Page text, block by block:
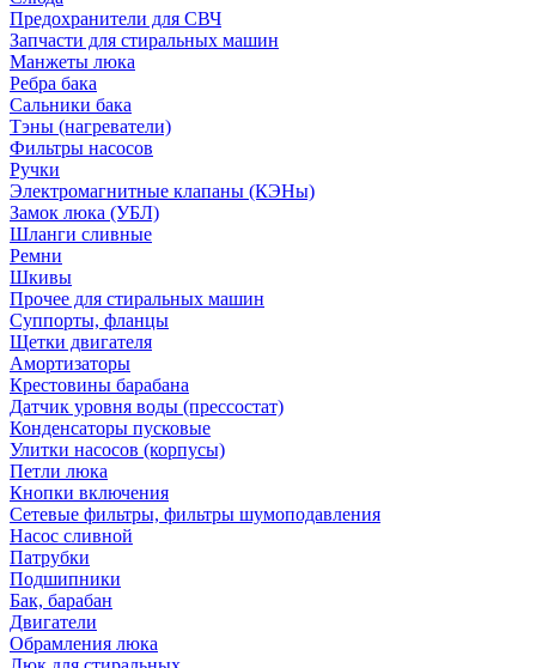
Предохранители для СВЧ
Запчасти для стиральных машин
Манжеты люка
Ребра бака
Сальники бака
Тэны (нагреватели)
Фильтры насосов
Ручки
Электромагнитные клапаны (КЭНы)
Замок люка (УБЛ)
Шланги сливные
Ремни
Шкивы
Прочее для стиральных машин
Суппорты, фланцы
Щетки двигателя
Амортизаторы
Крестовины барабана
Датчик уровня воды (прессостат)
Конденсаторы пусковые
Улитки насосов (корпусы)
Петли люка
Кнопки включения
Сетевые фильтры, фильтры шумоподавления
Насос сливной
Патрубки
Подшипники
Бак, барабан
Двигатели
Обрамления люка